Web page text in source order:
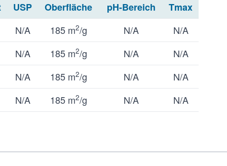
USP Oberfläche pH-Bereich
Tmax
N/A 185 m2/g N/A
N/A
N/A 185 m2/g N/A
N/A
N/A 185 m2/g N/A
N/A
N/A 185 m2/g N/A N/A